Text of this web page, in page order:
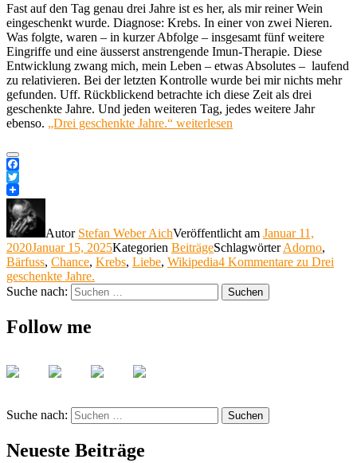
Fast auf den Tag genau drei Jahre ist es her, als mir reiner Wein
eingeschenkt wurde. Diagnose: Krebs. In einer von zwei Nieren.
Was folgte, waren – in kurzer Abfolge – insgesamt fünf weitere
Eingriffe und eine äusserst anstrengende Imun-Therapie. Diese
Entwicklung zwang mich, mein Leben – etwas Absolutes – laufend
zu relativieren. Bei der letzten Kontrolle wurde bei mir nichts mehr
gefunden. Uff. Rückblickend betrachte ich diese Zeit als drei
geschenkte Jahre. Und jeden weiteren Tag, jedes weitere Jahr
ebenso. „Drei geschenkte Jahre.“ weiterlesen
Facebook
Twitter
Autor Stefan Weber AichVeröffentlicht am Januar 11,
2020Januar 15, 2025Kategorien BeiträgeSchlagwörterAdorno,
Bärfuss, Chance, Krebs, Liebe, Wikipedia4 Kommentare zu Drei
geschenkte Jahre.
Suche nach:
Suchen
Follow me
Suche nach: Suchen
Neueste Beiträge